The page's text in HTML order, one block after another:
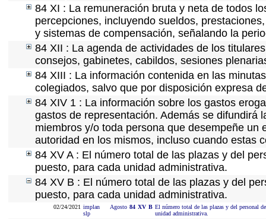
84 XI : La remuneración bruta y neta de todos
percepciones, incluyendo sueldos,
y sistemas de compensación, señalando la
84 XII : La agenda de actividades de los
consejos, gabinetes, cabildos, sesiones
84 XIII : La información contenida en las
colegiados, salvo que por disposición expresa
84 XIV 1 : La información sobre los gastos
gastos de representación. Además se difundirá
miembros y/o toda persona que desempeñe
autoridad en los mismos, incluso cuando estas
84 XV A : El número total de las plazas y del
puesto, para cada unidad administrativa.
84 XV B : El número total de las plazas y del
puesto, para cada unidad administrativa.
02/24/2021 implan
slp
Agosto 84 XV B El número total de las plazas y del personal
unidad administrativa.